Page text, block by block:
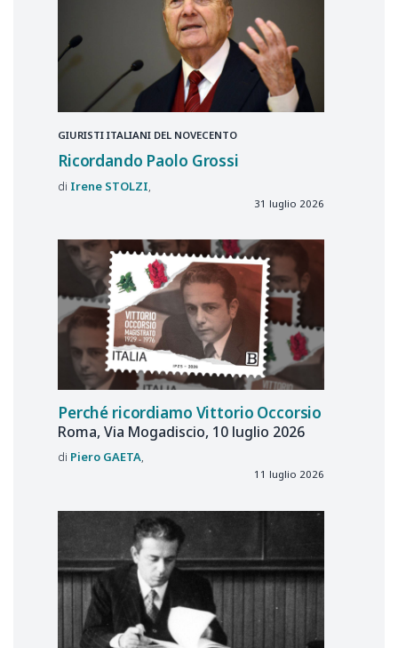
GIURISTI ITALIANI DEL NOVECENTO
Ricordando Paolo Grossi
Irene STOLZI
31 luglio 2026
Perché ricordiamo Vittorio Occorsio
Roma, Via Mogadiscio, 10 luglio 2026
Piero GAETA
11 luglio 2026